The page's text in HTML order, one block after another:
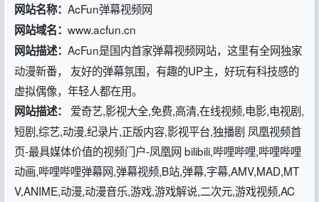
网站名称： AcFun弹幕视频网
网站域名： www.acfun.cn
网站描述： AcFun是国内首家弹幕视频网站，这里有全网独家
动漫新番， 友好的弹幕氛围，有趣的UP主，好玩有科技感的
虚拟偶像，年轻人都在用。
网站描述：
爱奇艺,影视大全,免费,高清,在线视频,电影,电视剧,
短剧,综艺,动漫,纪录片,正版内容,影视平台,独播剧 凤凰视频首
页-最具媒体价值的视频门户-凤凰网 bilibili,哔哩哔哩,哔哩哔哩
动画,哔哩哔哩弹幕网,弹幕视频,B站,弹幕,字幕,AMV,MAD,MT
V,ANIME,动漫,动漫音乐,游戏,游戏解说,二次元,游戏视频,AC